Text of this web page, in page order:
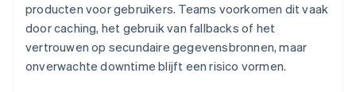
producten voor gebruikers. Teams voorkomen dit vaak
door caching, het gebruik van fallbacks of het
vertrouwen op secundaire gegevensbronnen, maar
onverwachte downtime blijft een risico vormen.